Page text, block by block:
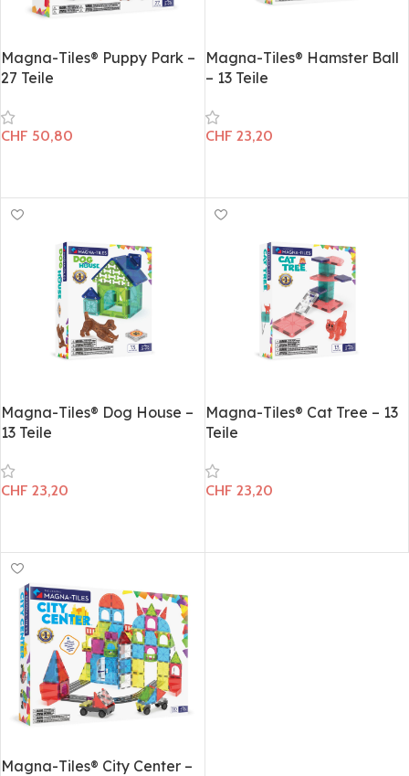
Magna-Tiles® Puppy Park –
27 Teile
CHF 50,80
Magna-Tiles® Hamster Ball​
– 13 Teile
CHF 23,20
Magna-Tiles® Dog House –
13 Teile
CHF 23,20
Magna-Tiles® Cat Tree​ – 13
Teile
CHF 23,20
Magna-Tiles® City Center –